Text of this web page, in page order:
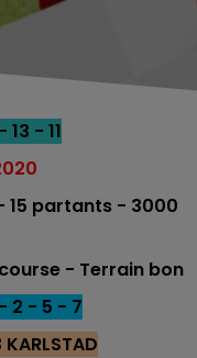
13 - 11
15 partants - 3000
- Terrain bon
2 - 5 - 7